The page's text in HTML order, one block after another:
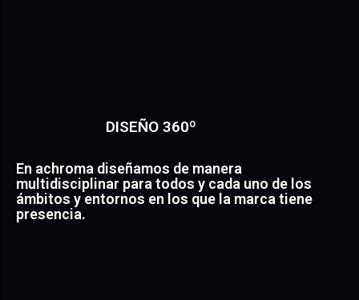
DISEÑO 360º
En achroma diseñamos de manera
multidisciplinar para todos y cada uno de los
ámbitos y entornos en los que la marca tiene
presencia.